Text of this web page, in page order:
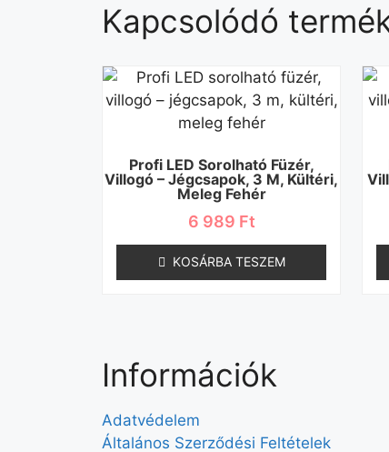
Kapcsolódó
Profi LED Sorolható Füzér,
Villogó – Jégcsapok, 3 M, Kültéri,
Meleg Fehér
6 989 Ft
KOSÁRBA TESZEM
Információk
Adatvédelem
Általános Szerződési Feltételek